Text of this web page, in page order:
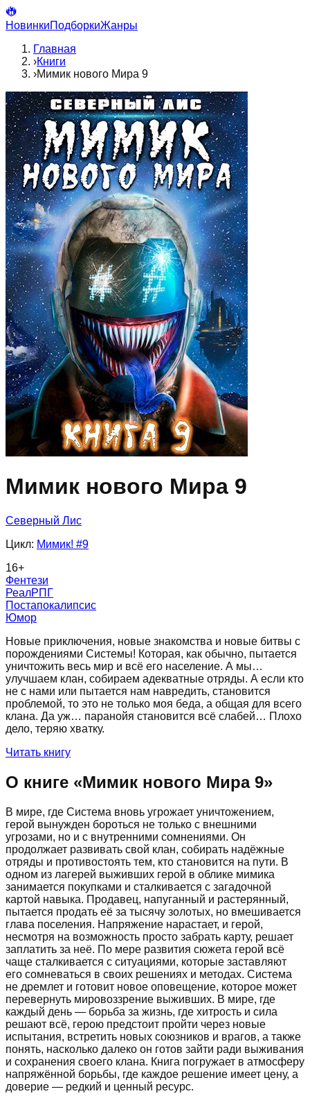
НовинкиПодборкиЖанры
Главная
›Книги
›Мимик нового Мира 9
Мимик нового Мира 9
Северный Лис
Цикл: Мимик! #9
16+
Фентези
РеалРПГ
Постапокалипсис
Юмор
Новые приключения, новые знакомства и новые битвы с
порождениями Системы! Которая, как обычно, пытается
уничтожить весь мир и всё его население. А мы…
улучшаем клан, собираем адекватные отряды. А если кто
не с нами или пытается нам навредить, становится
проблемой, то это не только моя беда, а общая для всего
клана. Да уж… паранойя становится всё слабей… Плохо
дело, теряю хватку.
Читать книгу
О книге «Мимик нового Мира 9»
В мире, где Система вновь угрожает уничтожением,
герой вынужден бороться не только с внешними
угрозами, но и с внутренними сомнениями. Он
продолжает развивать свой клан, собирать надёжные
отряды и противостоять тем, кто становится на пути. В
одном из лагерей выживших герой в облике мимика
занимается покупками и сталкивается с загадочной
картой навыка. Продавец, напуганный и растерянный,
пытается продать её за тысячу золотых, но вмешивается
глава поселения. Напряжение нарастает, и герой,
несмотря на возможность просто забрать карту, решает
заплатить за неё. По мере развития сюжета герой всё
чаще сталкивается с ситуациями, которые заставляют
его сомневаться в своих решениях и методах. Система
не дремлет и готовит новое оповещение, которое может
перевернуть мировоззрение выживших. В мире, где
каждый день — борьба за жизнь, где хитрость и сила
решают всё, герою предстоит пройти через новые
испытания, встретить новых союзников и врагов, а также
понять, насколько далеко он готов зайти ради выживания
и сохранения своего клана. Книга погружает в атмосферу
напряжённой борьбы, где каждое решение имеет цену, а
доверие — редкий и ценный ресурс.